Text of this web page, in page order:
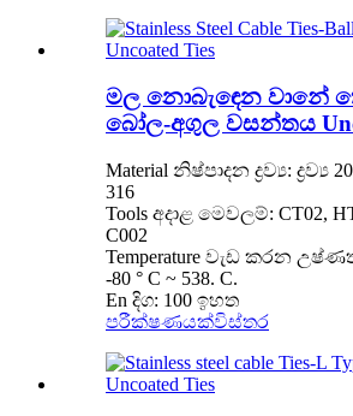
මල නොබැඳෙන වානේ
බෝල-අගුල වසන්තය
Material නිෂ්පාදන ද්‍රව්‍ය: ද්‍රව්‍ය
316
Tools අදාළ මෙවලම්: CT02,
C002
Temperature වැඩ කරන
-80 ° C ~ 538. C.
En දිග: 100 ඉහත
පරීක්ෂණයක්විස්තර